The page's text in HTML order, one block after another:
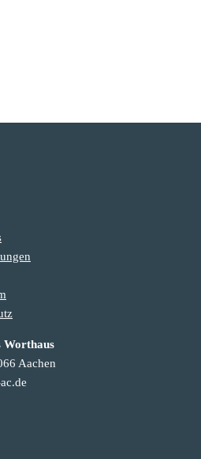
Worthaus
Aachen